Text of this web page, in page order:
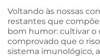
Voltando às nossas
restantes que
bom humor: cultivar o
comprovado que o
sistema imunológico,